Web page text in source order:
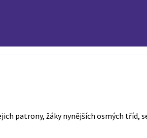
patrony, žáky nynějších osmých